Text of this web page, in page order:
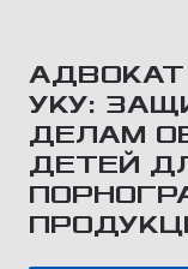
АДВОКАТ
УКУ:
ДЕЛАМ
ДЕТЕЙ